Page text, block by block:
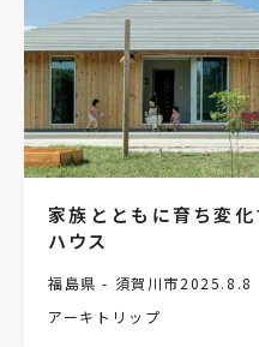
家族とともに育ち変
ハウス
福島県 - 須賀川市2025.8.8
アーキトリップ